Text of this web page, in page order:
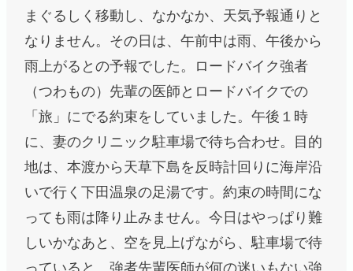
まぐるしく移動し、なかなか、天気予報通りと
なりません。その日は、午前中は雨、午後から
雨上がるとの予報でした。ロードバイク強者
（つわもの）先輩の医師とロードバイクでの
「旅」にでる約束をしていました。午後１時
に、妻のクリニック駐車場で待ち合わせ。目的
地は、本渡から天草下島を反時計回りに海岸沿
いで行く下田温泉の足湯です。約束の時間にな
っても雨は降り止みません。今日はやっぱり難
しいかなあと、空を見上げながら、駐車場で待